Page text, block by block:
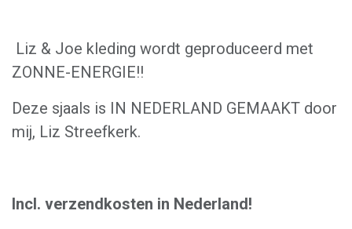
Liz & Joe kleding wordt geproduceerd met
ZONNE-ENERGIE!!
Deze sjaals is IN NEDERLAND GEMAAKT door
mij, Liz Streefkerk.
Incl. verzendkosten in Nederland!